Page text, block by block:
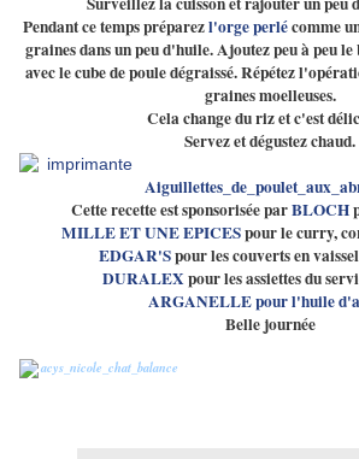
Pendant ce temps préparezl'orge perlécomme
graines dans un peu d'huile. Ajoutez peu à peu
avec le cube de poule dégraissé. Répétez
graines moelleuses.
Cela change du riz et c'est
Servez et dégustez chaud.
Cette recette est sponsorisée parBLOCH
MILLE ET UNE EPICESpour le curry,
EDGAR'Spour les couverts en
DURALEXpour les assiettes du
ARGANELLE pour l'huile
Belle journée